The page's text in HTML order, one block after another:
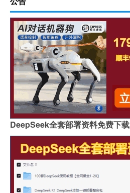
DeepSeek全套部署资料免费下载